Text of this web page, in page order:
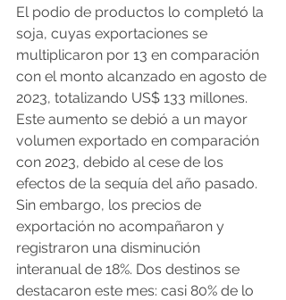
El podio de productos lo completó la
soja, cuyas exportaciones se
multiplicaron por 13 en comparación
con el monto alcanzado en agosto de
2023, totalizando US$ 133 millones.
Este aumento se debió a un mayor
volumen exportado en comparación
con 2023, debido al cese de los
efectos de la sequía del año pasado.
Sin embargo, los precios de
exportación no acompañaron y
registraron una disminución
interanual de 18%. Dos destinos se
destacaron este mes: casi 80% de lo